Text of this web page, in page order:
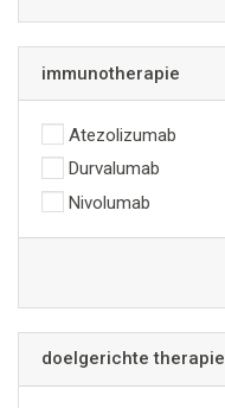
immunotherapie
Atezolizumab
Durvalumab
Nivolumab
doelgerichte therapie